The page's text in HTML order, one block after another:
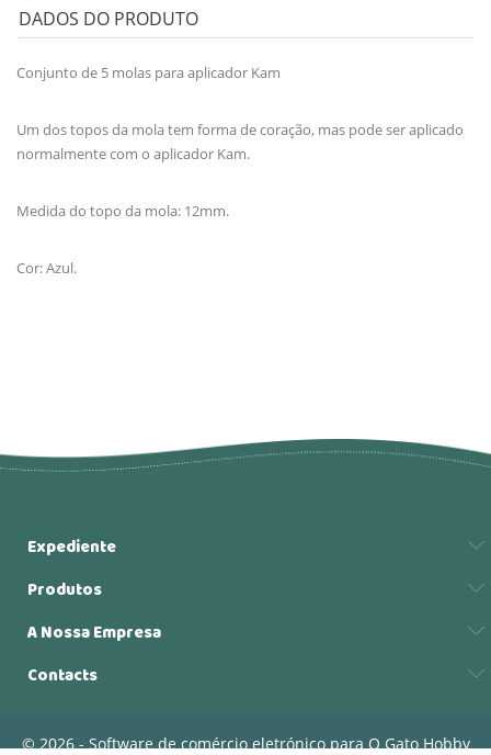
DADOS DO PRODUTO
Conjunto de 5 molas para aplicador Kam
Um dos topos da mola tem forma de coração, mas pode ser aplicado
normalmente com o aplicador Kam.
Medida do topo da mola: 12mm.
Cor: Azul.
Expediente
Produtos
A Nossa Empresa
Contacts
© 2026 - Software de comércio eletrónico para O Gato Hobby